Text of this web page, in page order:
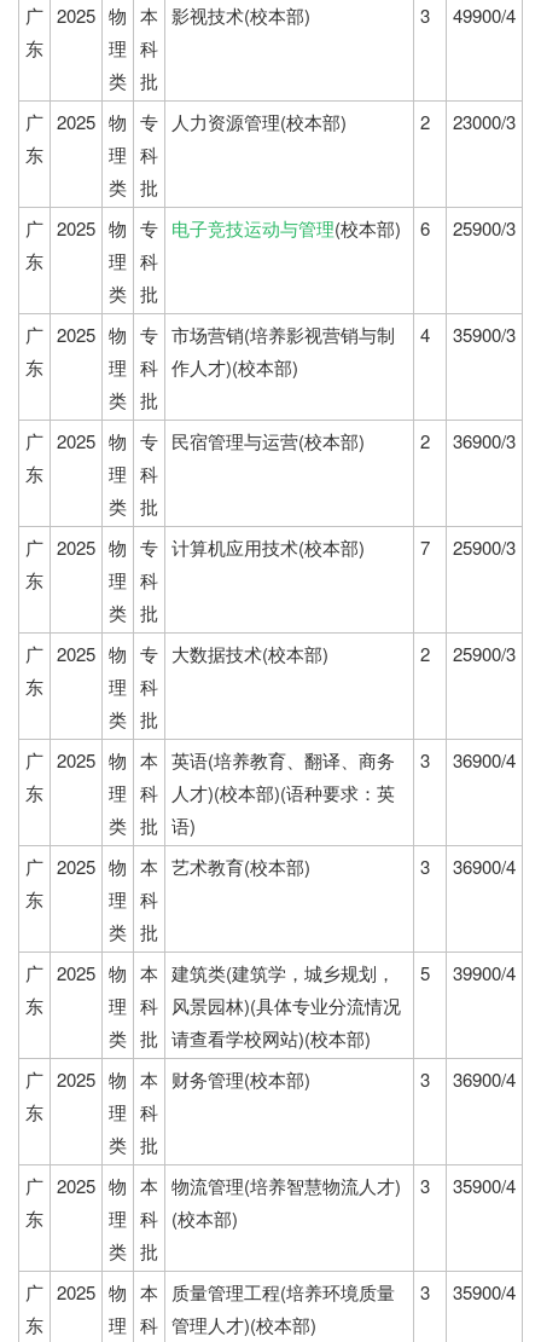
广
东
2025 物
理
类
本
科
批
影视技术(校本部) 3 49900/4
广
东
2025 物
理
类
专
科
批
人力资源管理(校本部) 2 23000/3
广
东
2025 物
理
类
专
科
批
电子竞技运动与管理(校本部) 6 25900/3
广
东
2025 物
理
类
专
科
批
市场营销(培养影视营销与制
作人才)(校本部)
4 35900/3
广
东
2025 物
理
类
专
科
批
民宿管理与运营(校本部) 2 36900/3
广
东
2025 物
理
类
专
科
批
计算机应用技术(校本部) 7 25900/3
广
东
2025 物
理
类
专
科
批
大数据技术(校本部) 2 25900/3
广
东
2025 物
理
类
本
科
批
英语(培养教育、翻译、商务
人才)(校本部)(语种要求：英
语)
3 36900/4
广
东
2025 物
理
类
本
科
批
艺术教育(校本部) 3 36900/4
广
东
2025 物
理
类
本
科
批
建筑类(建筑学，城乡规划，
风景园林)(具体专业分流情况
请查看学校网站)(校本部)
5 39900/4
广
东
2025 物
理
类
本
科
批
财务管理(校本部) 3 36900/4
广
东
2025 物
理
类
本
科
批
物流管理(培养智慧物流人才)
(校本部)
3 35900/4
广
东
2025 物
理
本
科
质量管理工程(培养环境质量
管理人才)(校本部)
3 35900/4